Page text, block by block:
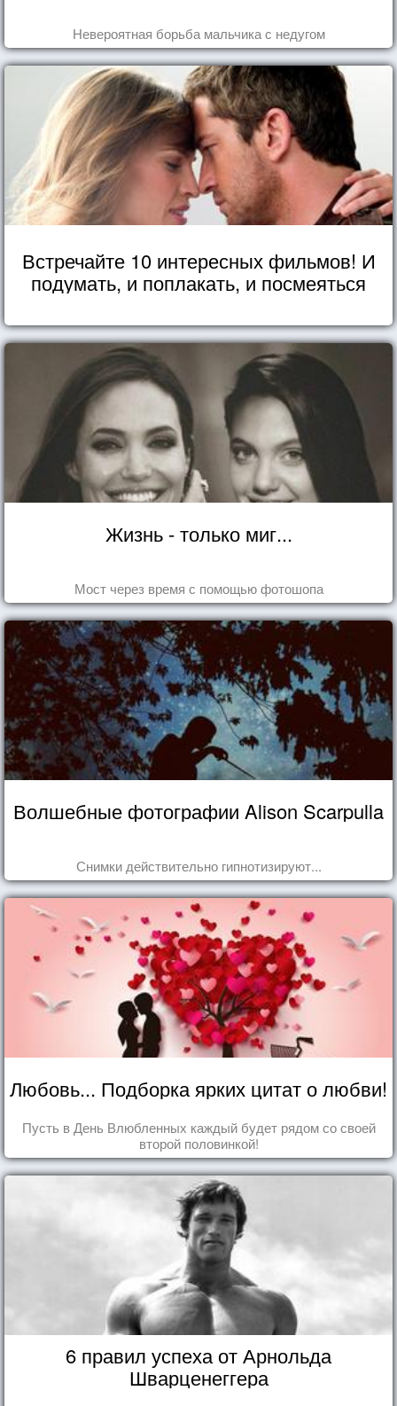
Невероятная борьба мальчика с недугом
Встречайте 10 интересных фильмов! И
подумать, и поплакать, и посмеяться
Жизнь - только миг...
Мост через время с помощью фотошопа
Волшебные фотографии Alison Scarpulla
Снимки действительно гипнотизируют...
Любовь... Подборка ярких цитат о любви!
Пусть в День Влюбленных каждый будет рядом со своей
второй половинкой!
6 правил успеха от Арнольда
Шварценеггера